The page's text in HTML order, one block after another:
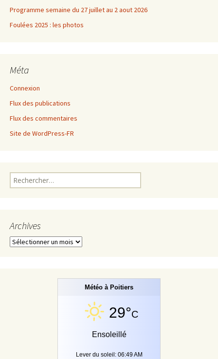
Programme semaine du 27 juillet au 2 aout 2026
Foulées 2025 : les photos
Méta
Connexion
Flux des publications
Flux des commentaires
Site de WordPress-FR
Rechercher :
Archives
Archives
Météo à Poitiers
29°C
Ensoleillé
Lever du soleil: 06:49 AM